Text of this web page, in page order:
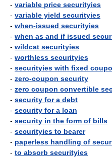
- variable price securityies
- variable yield securityies
- when-issued securityies
- when as and if issued
- wildcat securityies
- worthless securityies
- securityies with fixed
- zero-coupon security
- zero coupon convertible
- security for a debt
- security for a loan
- security in the form of bills
- securityies to bearer
- paperless handling of
- to absorb securityies